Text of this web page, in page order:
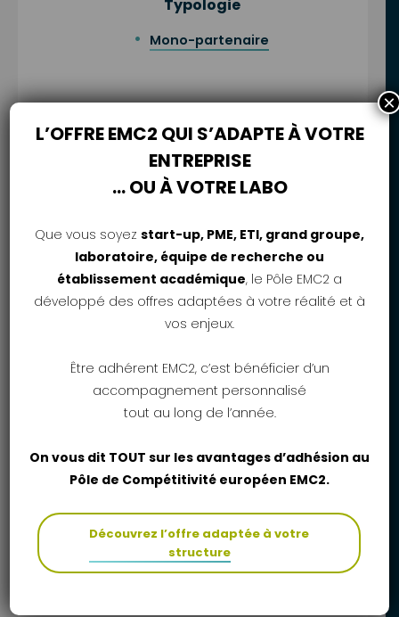
Typologie
Mono-partenaire
Niveau TRL
30/09/2026
Montant des projets attendus
100k à 500 k€
Mix (Subvention/Avance Récupérable)
L’OFFRE EMC2 QUI S’ADAPTE À VOTRE
ENTREPRISE
… OU À VOTRE LABO
Que vous soyez start-up, PME, ETI, grand groupe,
laboratoire, équipe de recherche ou
établissement académique, le Pôle EMC2 a
développé des offres adaptées à votre réalité et à
vos enjeux.
Être adhérent EMC2, c’est bénéficier d’un
accompagnement personnalisé
tout au long de l’année.
On vous dit TOUT sur les avantages d’adhésion au
Pôle de Compétitivité européen EMC2.
Découvrez l’offre adaptée à votre
structure
×